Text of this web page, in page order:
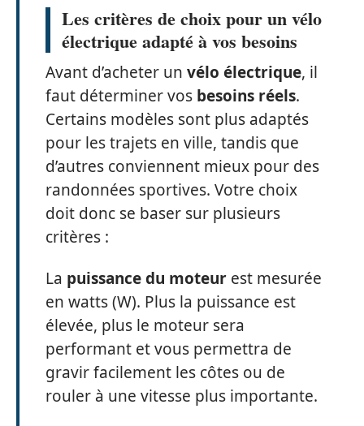
Les critères de choix pour un vélo
électrique adapté à vos besoins
Avant d’acheter un vélo électrique, il
faut déterminer vos besoins réels.
Certains modèles sont plus adaptés
pour les trajets en ville, tandis que
d’autres conviennent mieux pour des
randonnées sportives. Votre choix
doit donc se baser sur plusieurs
critères :
La puissance du moteur est mesurée
en watts (W). Plus la puissance est
élevée, plus le moteur sera
performant et vous permettra de
gravir facilement les côtes ou de
rouler à une vitesse plus importante.